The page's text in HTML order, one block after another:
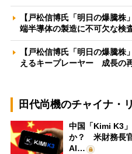
【戸松信博氏「明日の爆騰
端半導体の製造に不可欠な検
【戸松信博氏「明日の爆騰
えるキープレーヤー 成長の
田代尚機のチャイナ・
中国「Kimi K3
か？ 米財務長
AI…